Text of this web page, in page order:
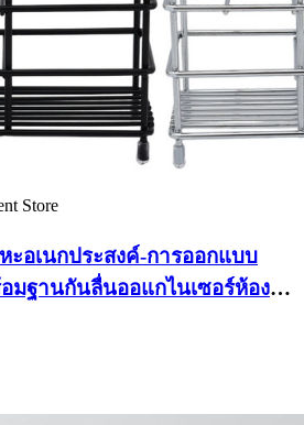
Store
อเนกประสงค์-การออกแบบ
มฐานกันลื่นออแกไนเซอร์ห้อง